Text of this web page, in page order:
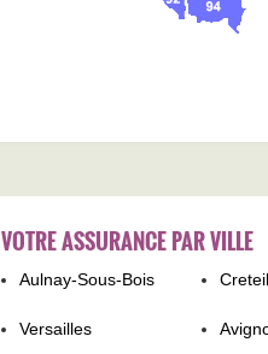
VOTRE ASSURANCE PAR VILLE
Aulnay-Sous-Bois Creteil
Versailles